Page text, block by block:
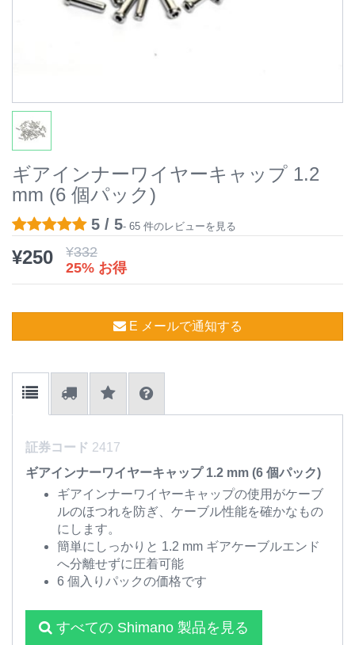
ギアインナーワイヤーキャップ 1.2
mm (6 個パック)
5 / 5- 65 件のレビューを見る
¥250 ¥332
25% お得
E メールで通知する
証券コード 2417
ギアインナーワイヤーキャップ 1.2 mm (6 個パック)
ギアインナーワイヤーキャップの使用がケーブ
ルのほつれを防ぎ、ケーブル性能を確かなもの
にします。
簡単にしっかりと 1.2 mm ギアケーブルエンド
へ分離せずに圧着可能
6 個入りパックの価格です
すべての Shimano 製品を見る